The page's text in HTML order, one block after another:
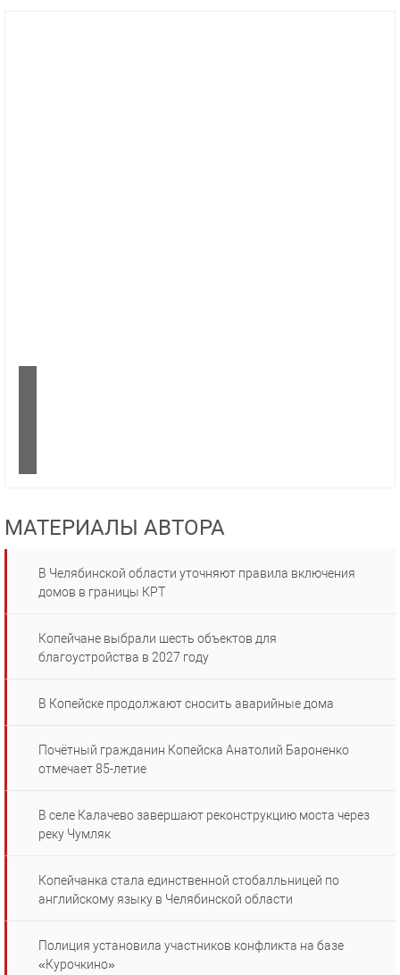
МАТЕРИАЛЫ АВТОРА
В Челябинской области уточняют правила включения
домов в границы КРТ
Копейчане выбрали шесть объектов для
благоустройства в 2027 году
В Копейске продолжают сносить аварийные дома
Почётный гражданин Копейска Анатолий Бароненко
отмечает 85-летие
В селе Калачево завершают реконструкцию моста через
реку Чумляк
Копейчанка стала единственной стобалльницей по
английскому языку в Челябинской области
Полиция установила участников конфликта на базе
«Курочкино»